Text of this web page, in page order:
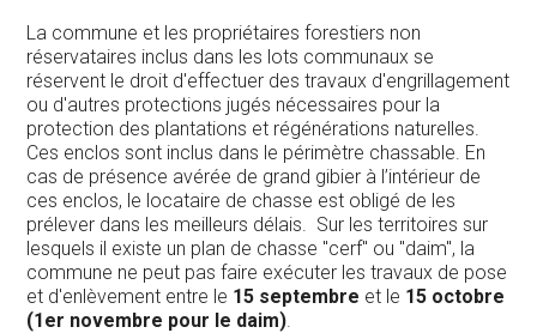
La commune et les propriétaires forestiers non
réservataires inclus dans les lots communaux se
réservent le droit d'effectuer des travaux d'engrillagement
ou d'autres protections jugés nécessaires pour la
protection des plantations et régénérations naturelles.
Ces enclos sont inclus dans le périmètre chassable. En
cas de présence avérée de grand gibier à l’intérieur de
ces enclos, le locataire de chasse est obligé de les
prélever dans les meilleurs délais. Sur les territoires sur
lesquels il existe un plan de chasse "cerf" ou "daim", la
commune ne peut pas faire exécuter les travaux de pose
et d'enlèvement entre le 15 septembre et le 15 octobre
(1er novembre pour le daim)